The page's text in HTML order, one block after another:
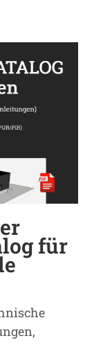
für